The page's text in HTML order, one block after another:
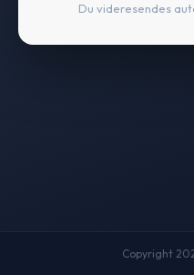
Du videresendes
Copyright